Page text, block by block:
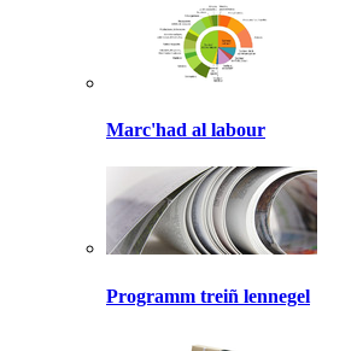
Marc'had al labour
Programm treiñ lennegel